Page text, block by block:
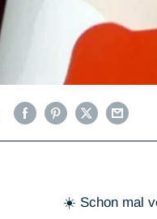
☀️ Schon mal